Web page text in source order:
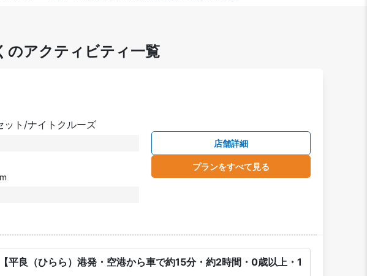
のアクティビティ一覧
ット/ナイトクルーズ
店舗詳細
プランをすべて見る
平良（ひらら）港発・空港から車で約15分・約2時間・0歳以上・1